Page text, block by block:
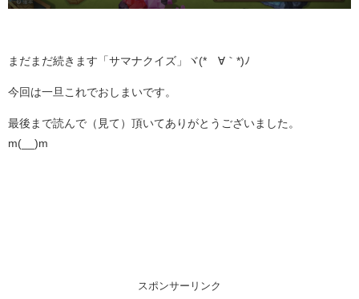
まだまだ続きます「サマナクイズ」ヾ(*´∀｀*)ﾉ
今回は一旦これでおしまいです。
最後まで読んで（見て）頂いてありがとうございました。
m(__)m
スポンサーリンク